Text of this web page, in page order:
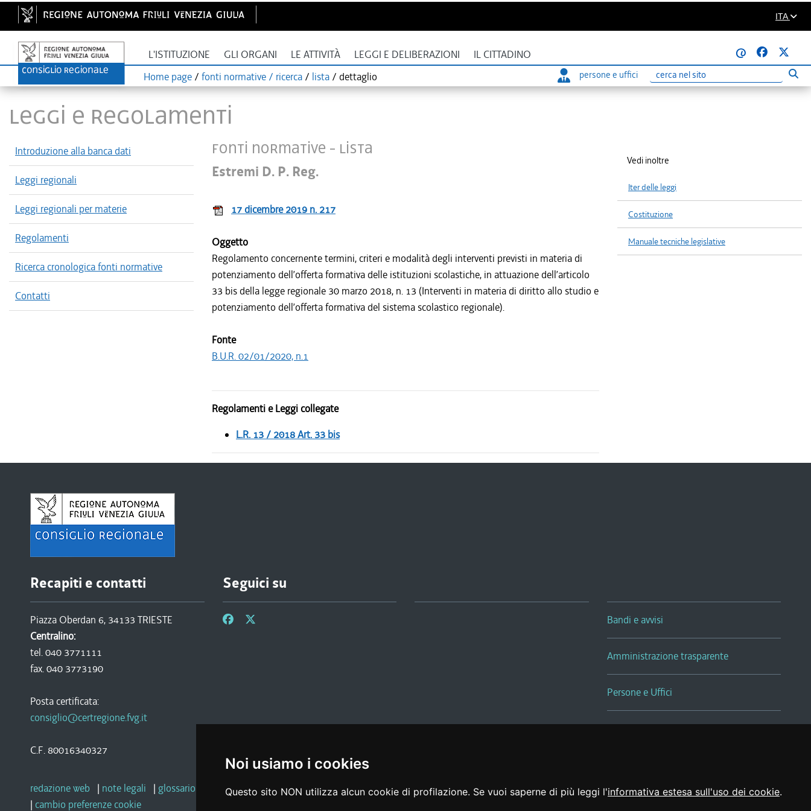
Noi usiamo i cookies
Questo sito NON utilizza alcun cookie di profilazione. Se vuoi saperne di più leggi l'informativa estesa sull'uso dei cookie.
ITA
L'ISTITUZIONE GLI ORGANI LE ATTIVITÀ LEGGI E DELIBERAZIONI IL CITTADINO
@
Home page / fonti normative / ricerca / lista / dettaglio persone e uffici
Ricerca
LEGGI E REGOLAMENTI
Introduzione alla banca dati
Leggi regionali
Leggi regionali per materie
Regolamenti
Ricerca cronologica fonti normative
Contatti
Fonti normative - Lista
Estremi D. P. Reg.
17 dicembre 2019 n. 217
Oggetto
Regolamento concernente termini, criteri e modalità degli interventi previsti in materia di
potenziamento dell’offerta formativa delle istituzioni scolastiche, in attuazione dell’articolo
33 bis della legge regionale 30 marzo 2018, n. 13 (Interventi in materia di diritto allo studio e
potenziamento dell’offerta formativa del sistema scolastico regionale).
Fonte
B.U.R. 02/01/2020, n.1
Regolamenti e Leggi collegate
L.R. 13 / 2018 Art. 33 bis
Vedi inoltre
Iter delle leggi
Costituzione
Manuale tecniche legislative
Recapiti e contatti
Piazza Oberdan 6, 34133 TRIESTE
Centralino:
tel. 040 3771111
fax. 040 3773190
Posta certificata:
consiglio@certregione.fvg.it
C.F. 80016340327
Seguici su
Bandi e avvisi
Amministrazione trasparente
Persone e Uffici
Sala Tiziano Tessitori
redazione web | note legali | glossario privacy |social media policy | dichiarazione di accessibilità | feedback
| cambio preferenze cookie
Realizzato da